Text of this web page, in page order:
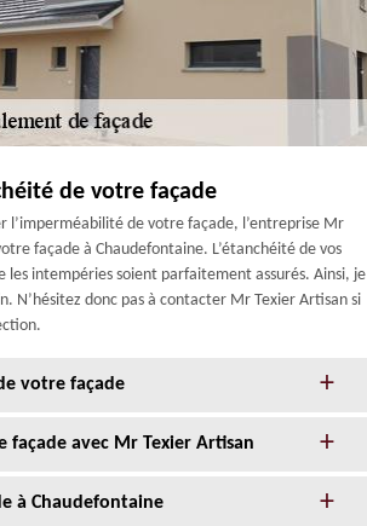
de votre façade
l’imperméabilité de votre façade, l’entreprise Mr
façade à Chaudefontaine. L’étanchéité de vos
intempéries soient parfaitement assurés. Ainsi, je
N’hésitez donc pas à contacter Mr Texier Artisan si
votre façade
avec Mr Texier Artisan
à Chaudefontaine